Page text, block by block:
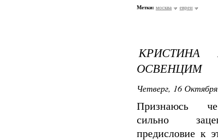
Метки: москва евреи
КРИСТИНА
ОСВЕНЦИМ
Четверг, 16
Признаюсь
сильно
предисловие к